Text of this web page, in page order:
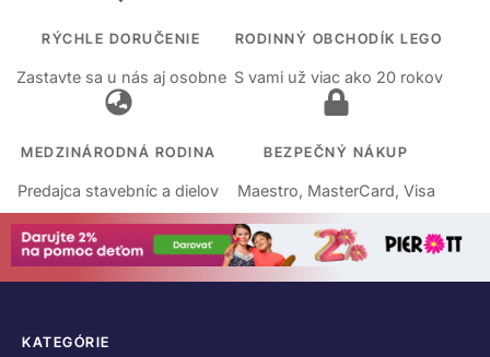
RÝCHLE DORUČENIE
Zastavte sa u nás aj osobne
RODINNÝ OBCHODÍK LEGO
S vami už viac ako 20 rokov
MEDZINÁRODNÁ RODINA
Predajca stavebníc a dielov
BEZPEČNÝ NÁKUP
Maestro, MasterCard, Visa
KATEGÓRIE